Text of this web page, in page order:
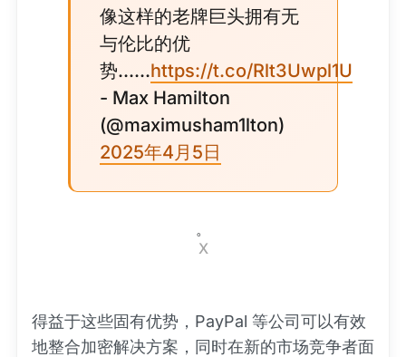
像这样的老牌巨头拥有无
与伦比的优
势......https://t.co/Rlt3Uwpl1U
- Max Hamilton
(@maximusham1lton)
2025年4月5日
。
X
得益于这些固有优势，PayPal 等公司可以有效
地整合加密解决方案，同时在新的市场竞争者面